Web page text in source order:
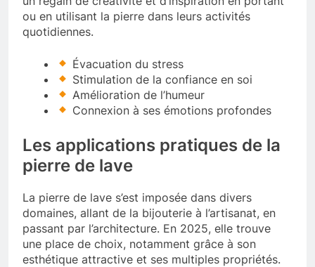
ou en utilisant la pierre dans leurs activités
quotidiennes.
Évacuation du stress
Stimulation de la confiance en soi
Amélioration de l’humeur
Connexion à ses émotions profondes
Les applications pratiques de la
pierre de lave
La pierre de lave s’est imposée dans divers
domaines, allant de la bijouterie à l’artisanat, en
passant par l’architecture. En 2025, elle trouve
une place de choix, notamment grâce à son
esthétique attractive et ses multiples propriétés.